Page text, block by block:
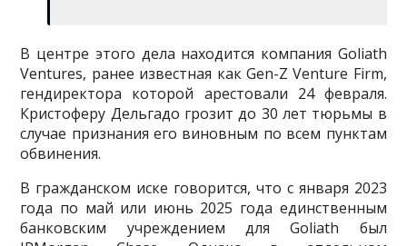
В центре этого дела находится компания Goliath
Ventures, ранее известная как Gen-Z Venture Firm,
гендиректора которой арестовали 24 февраля.
Кристоферу Дельгадо грозит до 30 лет тюрьмы в
случае признания его виновным по всем пунктам
обвинения.
В гражданском иске говорится, что с января 2023
года по май или июнь 2025 года единственным
банковским учреждением для Goliath был